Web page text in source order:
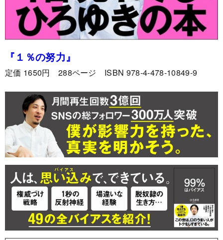
『１％の努力』
定価 1650円 288ページ ISBN 978-4-478-10849-9